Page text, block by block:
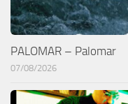
PALOMAR – Palomar
07/08/2026